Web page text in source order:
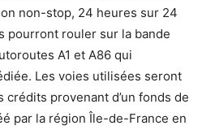
non-stop, 24 heures sur 24
pourront rouler sur la bande
A1 et A86 qui
Les voies utilisées seront
crédits provenant d’un fonds de
par la région Île-de-France en